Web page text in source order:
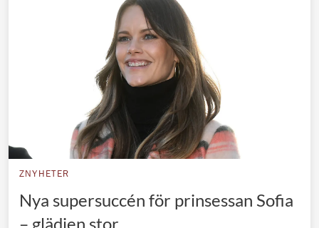
ZNYHETER
Nya supersuccén för prinsessan Sofia
– glädjen stor